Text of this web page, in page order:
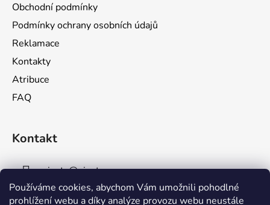
Používáme cookies, abychom Vám umožnili pohodlné
prohlížení webu a díky analýze provozu webu neustále
Obchodní podmínky
Podmínky ochrany osobních údajů
Reklamace
Kontakty
Atribuce
FAQ
Kontakt
pinata@pinata.cz
732 356 143